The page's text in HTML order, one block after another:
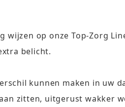
op onze Top-Zorg
belicht.
kunnen maken in uw
zitten, uitgerust wakker